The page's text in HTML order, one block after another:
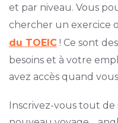
et par niveau. Vous
chercher un exercice
du TOEIC! Ce sont
besoins et à votre
avez accès quand
Inscrivez-vous tout